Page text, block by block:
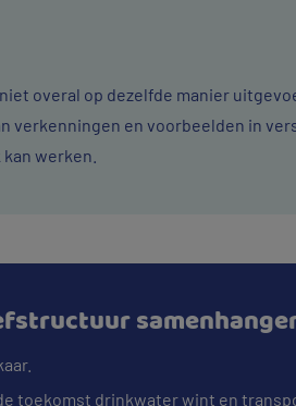
overal op dezelfde manier
en voorbeelden in
werken.
toekomst drinkwater wint en